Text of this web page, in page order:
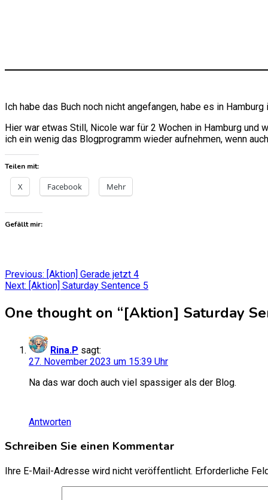
Ich habe das Buch noch nicht angefangen, habe es in
Hier war etwas Still, Nicole war für 2 Wochen in Hamburg und
ich ein wenig das Blogprogramm wieder aufnehmen, wenn
Teilen mit:
X Facebook Mehr
Gefällt mir:
Beitragsnavigation
Previous: [Aktion] Gerade jetzt 4
Next: [Aktion] Saturday Sentence 5
One thought on “[Aktion] Saturday
Rina.P sagt:
27. November 2023 um 15:39 Uhr
Na das war doch auch viel spassiger als der Blog.
Antworten
Schreiben Sie einen Kommentar
Ihre E-Mail-Adresse wird nicht veröffentlicht. Erforderliche